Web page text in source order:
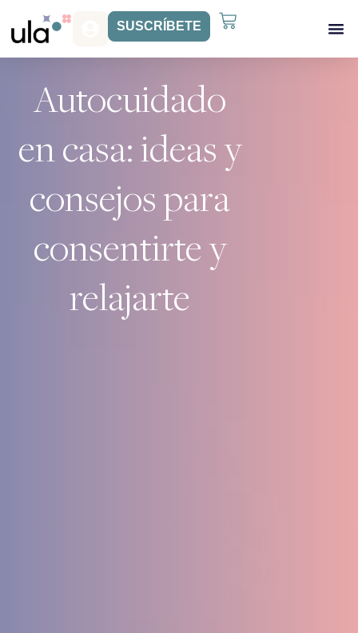
SUSCRÍBETE
Autocuidado
en casa: ideas y
consejos para
consentirte y
relajarte